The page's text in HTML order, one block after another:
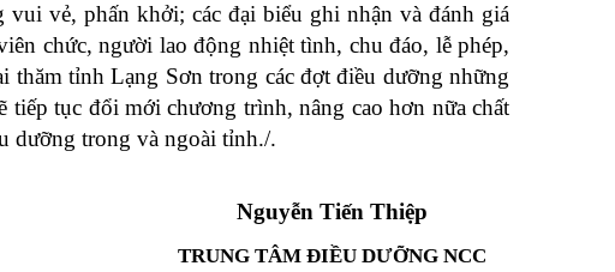
vui vẻ, phấn khởi; các đại biểu ghi nhận và đánh giá
chức, người lao động nhiệt tình, chu đáo, lễ phép,
tỉnh Lạng Sơn trong các đợt điều dưỡng những
tục đổi mới chương trình, nâng cao hơn nữa chất
dưỡng trong và ngoài tỉnh./.
Nguyễn Tiến Thiệp
TRUNG TÂM ĐIỀU DƯỠNG NCC